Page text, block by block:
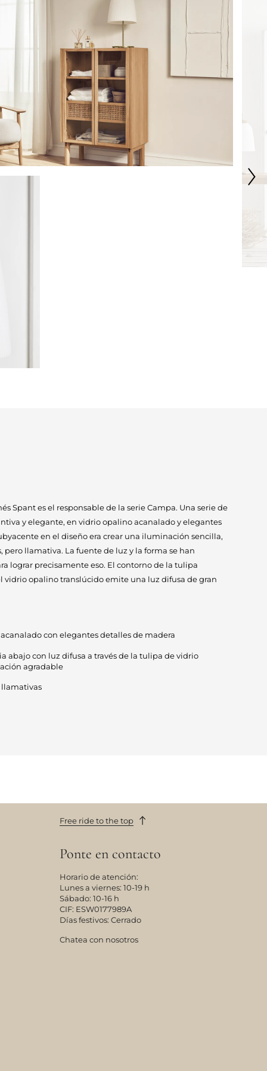
Spant es el responsable de la serie Campa. Una serie de
y elegante, en vidrio opalino acanalado y elegantes
en el diseño era crear una iluminación sencilla,
llamativa. La fuente de luz y la forma se han
lograr precisamente eso. El contorno de la tulipa
vidrio opalino translúcido emite una luz difusa de gran
con elegantes detalles de madera
abajo con luz difusa a través de la tulipa de vidrio
agradable
llamativas
Free ride to the top
Ponte en contacto
Horario de atención:
Lunes a viernes: 10-19 h
Sábado: 10-16 h
CIF: ESW0177989A
Días festivos: Cerrado
Chatea con nosotros